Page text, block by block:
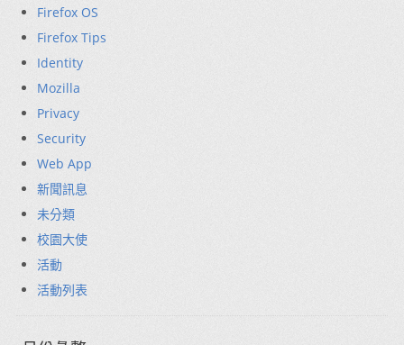
Firefox OS
Firefox Tips
Identity
Mozilla
Privacy
Security
Web App
新聞訊息
未分類
校園大使
活動
活動列表